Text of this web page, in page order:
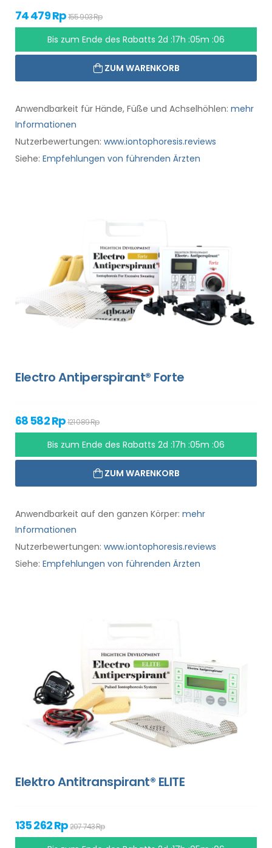
74 479 Rp155 903 Rp
Bis zum Ende des Rabatts2d :17h :05m :05
ZUM WARENKORB
Anwendbarkeit für Hände, Füße und Achselhöhlen: mehr
Informationen
Nutzerbewertungen: www.iontophoresis.reviews
Siehe: Empfehlungen von führenden Ärzten
Electro Antiperspirant® Forte
68 582 Rp121 089 Rp
Bis zum Ende des Rabatts2d :17h :05m :05
ZUM WARENKORB
Anwendbarkeit auf den ganzen Körper: mehr
Informationen
Nutzerbewertungen: www.iontophoresis.reviews
Siehe: Empfehlungen von führenden Ärzten
Elektro Antitranspirant® ELITE
135 262 Rp207 743 Rp